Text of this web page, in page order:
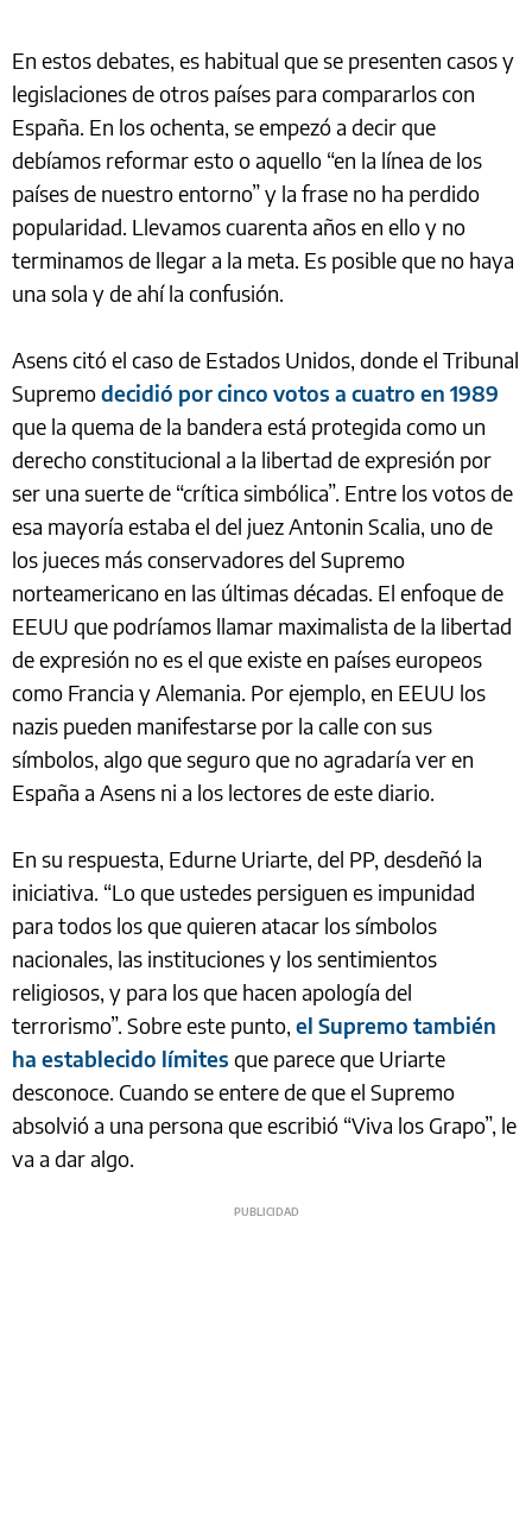
En estos debates, es habitual que se presenten casos y
legislaciones de otros países para compararlos con
España. En los ochenta, se empezó a decir que
debíamos reformar esto o aquello “en la línea de los
países de nuestro entorno” y la frase no ha perdido
popularidad. Llevamos cuarenta años en ello y no
terminamos de llegar a la meta. Es posible que no haya
una sola y de ahí la confusión.
Asens citó el caso de Estados Unidos, donde el Tribunal
Supremodecidió por cinco votos a cuatro en 1989
que la quema de la bandera está protegida como un
derecho constitucional a la libertad de expresión por
ser una suerte de “crítica simbólica”. Entre los votos de
esa mayoría estaba el del juez Antonin Scalia, uno de
los jueces más conservadores del Supremo
norteamericano en las últimas décadas. El enfoque de
EEUU que podríamos llamar maximalista de la libertad
de expresión no es el que existe en países europeos
como Francia y Alemania. Por ejemplo, en EEUU los
nazis pueden manifestarse por la calle con sus
símbolos, algo que seguro que no agradaría ver en
España a Asens ni a los lectores de este diario.
En su respuesta, Edurne Uriarte, del PP, desdeñó la
iniciativa. “Lo que ustedes persiguen es impunidad
para todos los que quieren atacar los símbolos
nacionales, las instituciones y los sentimientos
religiosos, y para los que hacen apología del
terrorismo”. Sobre este punto, el Supremo también
ha establecido límites que parece que Uriarte
desconoce. Cuando se entere de que el Supremo
absolvió a una persona que escribió “Viva los Grapo”, le
va a dar algo.